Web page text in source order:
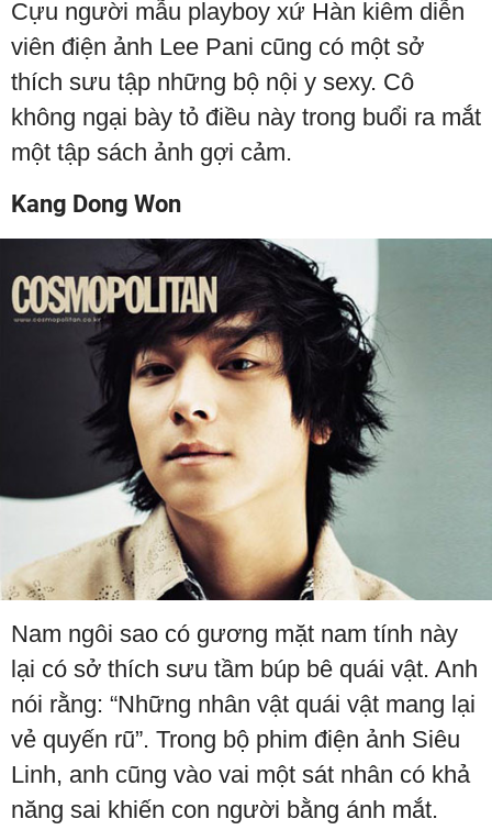
Cựu người mẫu playboy xứ Hàn kiêm diễn
viên điện ảnh Lee Pani cũng có một sở
thích sưu tập những bộ nội y sexy. Cô
không ngại bày tỏ điều này trong buổi ra mắt
một tập sách ảnh gợi cảm.
Kang Dong Won
Nam ngôi sao có gương mặt nam tính này
lại có sở thích sưu tầm búp bê quái vật. Anh
nói rằng: “Những nhân vật quái vật mang lại
vẻ quyến rũ”. Trong bộ phim điện ảnh Siêu
Linh, anh cũng vào vai một sát nhân có khả
năng sai khiến con người bằng ánh mắt.